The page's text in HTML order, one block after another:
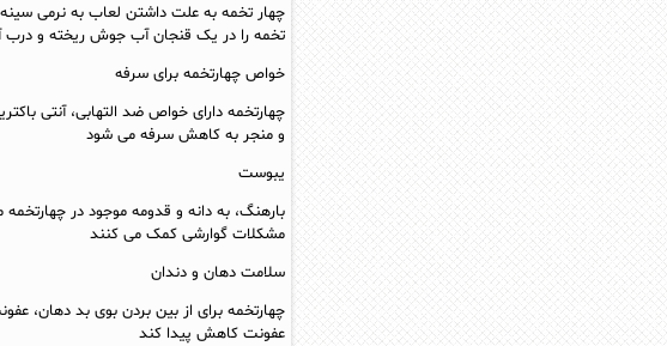
چهار تخمه به علت داشتن لعاب به نرمی
تخمه را در یک قنجان آب جوش ریخته و درب
خواص چهارتخمه برای سرفه
چهارتخمه دارای خواص ضد التهابی، آنتی
و منجر به کاهش سرفه می شود
یبوست
بارهنگ، به دانه و قدومه موجود در
مشکلات گوارشی کمک می کنند
سلامت دهان و دندان
چهارتخمه برای از بین بردن بوی بد دهان،
عفونت کاهش پیدا کند